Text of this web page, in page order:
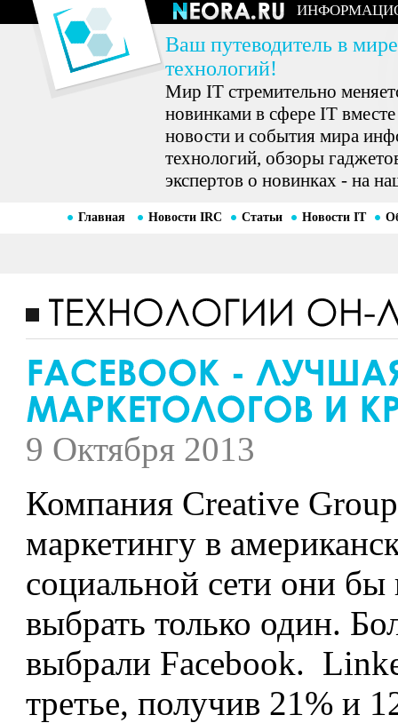
Ваш путеводитель в
технологий!
Мир IT стремительно
новинками в сфере IT
новости и события мира
технологий, обзоры
экспертов о новинках - на
Главная Новости IRC Статьи Новости IT
9 Октября 2013
Компания Creative
маркетингу в
социальной сети они
выбрать только один.
выбрали Facebook.
третье, получив 21% и